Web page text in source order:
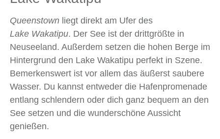
Queenstown liegt direkt am Ufer des
Lake Wakatipu. Der See ist der drittgrößte in
Neuseeland. Außerdem setzen die hohen Berge im
Hintergrund den Lake Wakatipu perfekt in Szene.
Bemerkenswert ist vor allem das äußerst saubere
Wasser. Du kannst entweder die Hafenpromenade
entlang schlendern oder dich ganz bequem an den
See setzen und die wunderschöne Aussicht
genießen.